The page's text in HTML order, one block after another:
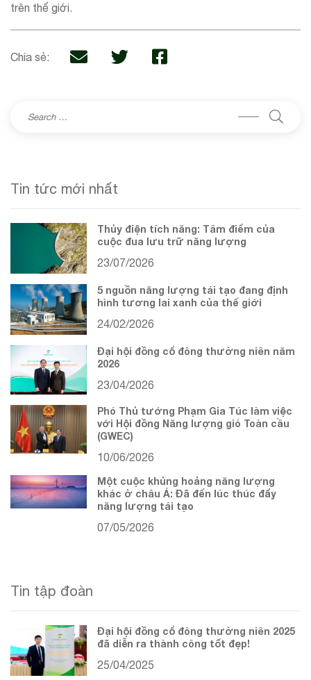
trên thế giới.
Chia sẻ:
Tin tức mới nhất
Thủy điện tích năng: Tâm điểm của
cuộc đua lưu trữ năng lượng
23/07/2026
5 nguồn năng lượng tái tạo đang định
hình tương lai xanh của thế giới
24/02/2026
Đại hội đồng cổ đông thường niên năm
2026
23/04/2026
Phó Thủ tướng Phạm Gia Túc làm việc
với Hội đồng Năng lượng gió Toàn cầu
(GWEC)
10/06/2026
Một cuộc khủng hoảng năng lượng
khác ở châu Á: Đã đến lúc thúc đẩy
năng lượng tái tạo
07/05/2026
Tin tập đoàn
Đại hội đồng cổ đông thường niên 2025
đã diễn ra thành công tốt đẹp!
25/04/2025